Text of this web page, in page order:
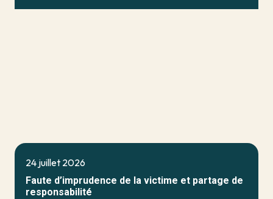
24 juillet 2026
Faute d’imprudence de la victime et partage de
responsabilité